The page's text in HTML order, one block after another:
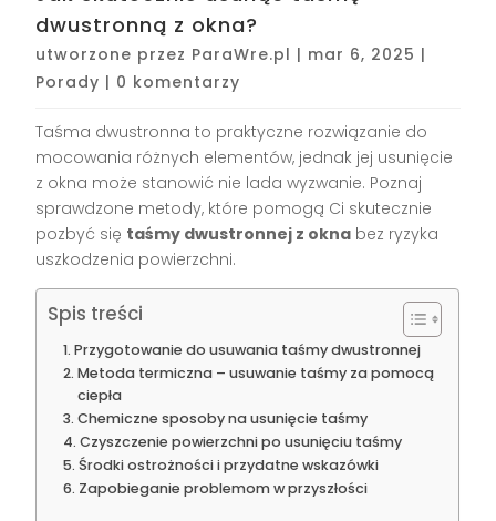
dwustronną z okna?
utworzone przez ParaWre.pl | mar 6, 2025 |
Porady | 0 komentarzy
Taśma dwustronna to praktyczne rozwiązanie do
mocowania różnych elementów, jednak jej usunięcie
z okna może stanowić nie lada wyzwanie. Poznaj
sprawdzone metody, które pomogą Ci skutecznie
pozbyć się taśmy dwustronnej z okna bez ryzyka
uszkodzenia powierzchni.
Spis treści
Przygotowanie do usuwania taśmy dwustronnej
Metoda termiczna – usuwanie taśmy za pomocą
ciepła
Chemiczne sposoby na usunięcie taśmy
Czyszczenie powierzchni po usunięciu taśmy
Środki ostrożności i przydatne wskazówki
Zapobieganie problemom w przyszłości